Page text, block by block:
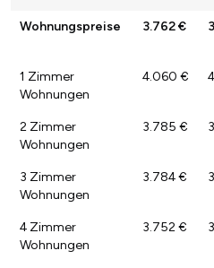
Wohnungspreise 3.762 €
1 Zimmer
Wohnungen
4.060 €
2 Zimmer
Wohnungen
3.785 €
3 Zimmer
Wohnungen
3.784 €
4 Zimmer
Wohnungen
3.752 €